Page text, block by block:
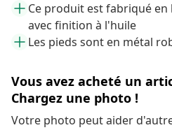
Ce produit est fabriqué en
avec finition à l'huile
Les pieds sont en métal
Vous avez acheté un
Chargez une photo !
Votre photo peut aider